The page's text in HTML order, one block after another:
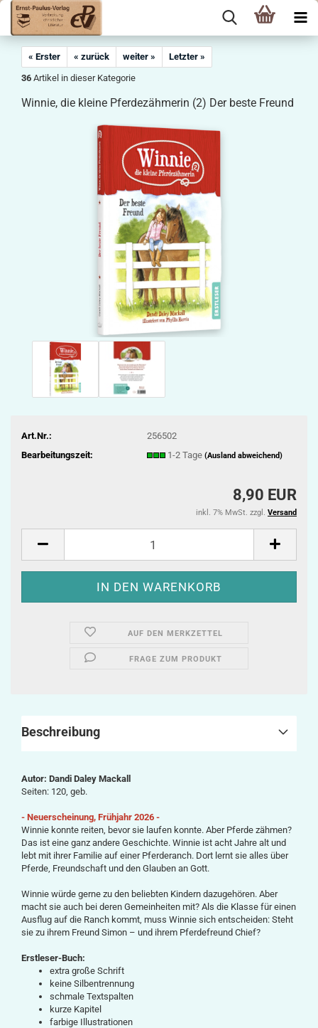
« Erster « zurück weiter »
Letzter »
36 Artikel in dieser Kategorie
Winnie, die kleine Pferdezähmerin (2) Der beste Freund
Art.Nr.:
256502
Bearbeitungszeit:
1-2 Tage (Ausland abweichend)
8,90 EUR
inkl. 7% MwSt. zzgl. Versand
AUF DEN MERKZETTEL
FRAGE ZUM PRODUKT
Beschreibung
Autor: Dandi Daley Mackall
Seiten: 120, geb.
- Neuerscheinung, Frühjahr 2026 -
Winnie konnte reiten, bevor sie laufen konnte. Aber Pferde zähmen?
Das ist eine ganz andere Geschichte. Winnie ist acht Jahre alt und
lebt mit ihrer Familie auf einer Pferderanch. Dort lernt sie alles über
Pferde, Freundschaft und den Glauben an Gott.
Winnie würde gerne zu den beliebten Kindern dazugehören. Aber
macht sie auch bei deren Gemeinheiten mit? Als die Klasse für einen
Ausflug auf die Ranch kommt, muss Winnie sich entscheiden: Steht
sie zu ihrem Freund Simon – und ihrem Pferdefreund Chief?
Erstleser-Buch:
extra große Schrift
keine Silbentrennung
schmale Textspalten
kurze Kapitel
farbige Illustrationen